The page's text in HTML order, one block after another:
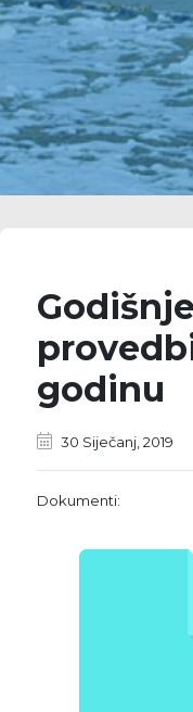
godinu
30 Siječanj, 2019
Dokumenti: